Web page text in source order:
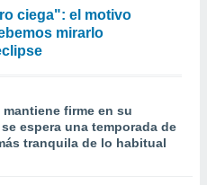
ciega": el motivo
mirarlo
mantiene firme en su
espera una temporada de
tranquila de lo habitual